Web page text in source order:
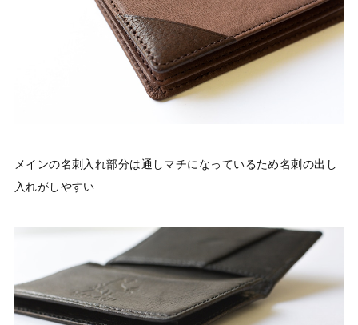
メインの名刺入れ部分は通しマチになっているため名刺の出し
入れがしやすい